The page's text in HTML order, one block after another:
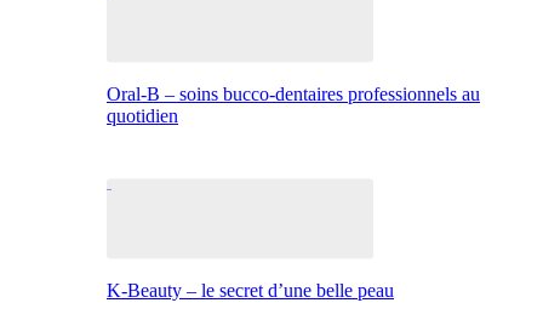
Oral-B – soins bucco-dentaires professionnels au
quotidien
K-Beauty – le secret d’une belle peau